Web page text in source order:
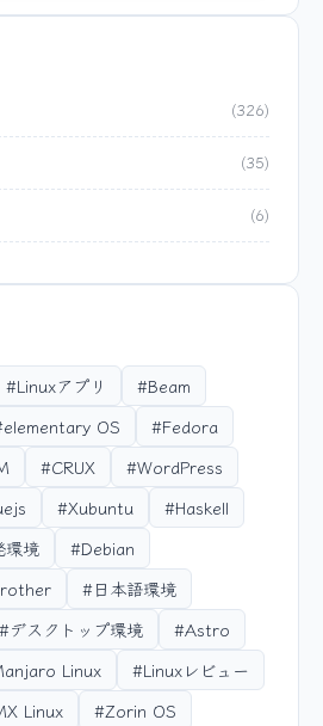
(326)
(35)
(6)
#Linuxアプリ
#Beam
OS
#Fedora
#CRUX
#WordPress
#Xubuntu
#Haskell
環境
#Debian
#日本語環境
#デスクトップ環境
#Astro
Linux
#Linuxレビュー
Linux #Zorin OS